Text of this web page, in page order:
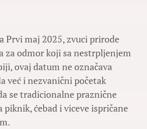
Prvi maj 2025, zvuci prirode
za odmor koji sa nestrpljenjem
ovaj datum ne označava
već i nezvanični početak
se tradicionalne praznične
piknik, ćebad i viceve ispričane